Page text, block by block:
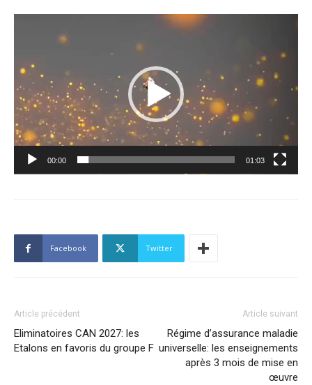
Lecteur
00:00 01:03
Facebook Twitter
Article précédent
Eliminatoires CAN 2027: les
Etalons en favoris du groupe F
Article suivant
Régime d’assurance maladie
universelle: les enseignements
après 3 mois de mise en
œuvre